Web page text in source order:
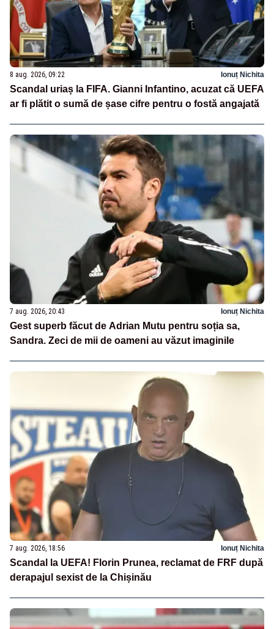
8 aug. 2026, 09:22 Ionuț Nichita
Scandal uriaș la FIFA. Gianni Infantino, acuzat că UEFA
ar fi plătit o sumă de șase cifre pentru o fostă angajată
7 aug. 2026, 20:43 Ionuț Nichita
Gest superb făcut de Adrian Mutu pentru soția sa,
Sandra. Zeci de mii de oameni au văzut imaginile
7 aug. 2026, 18:56 Ionuț Nichita
Scandal la UEFA! Florin Prunea, reclamat de FRF după
derapajul sexist de la Chișinău